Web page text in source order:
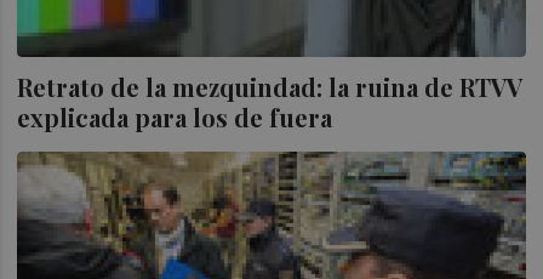
Retrato de la mezquindad: la ruina de RTVV
explicada para los de fuera